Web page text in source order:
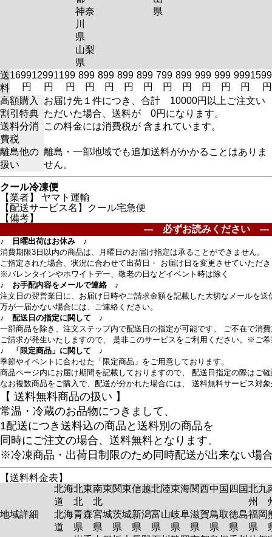
神奈
川
県
山梨
県
県
送
料
1699
円
1299
円
1199
円
899
円
899
円
899
円
899
円
799
円
899
円
999
円
999
円
999
円
1599
円
高額購入
割引特典
お届け先１件につき、合計 10000円以上ご注文い
ただいた場合、送料が 0円になります。
送料分消
費税
この料金には消費税が 含まれています。
離島他の
扱い
離島・一部地域でも追加送料がかかることはありま
せん。
クール冷凍便
【業者】 ヤマト運輸
【配送サービス名】クール宅急便
【備考】
--- 必ずお読みください ---
♪ 日曜出荷はお休み ♪
消費期限3日以内の商品は、月曜日のお届け指定は承ることができません。
ご指定された場合、状況に合わせて出荷日・ お届け日を変更させていただ
※バレンタインやホワイトデー、敬老の日などイベント時は除く
♪ お手配内容をメールで連絡 ♪
注文日の翌営業日に、お届け日時やご請求金額を記載した大切なメールを送
万が一届かない場合には、ご連絡ください。
♪ 配送日の指定に関して ♪
一部商品を除き、注文ステップ内で配送日の指定が可能です。 ご不在で消
ご請求が発生いたしますので、 是非このサービスをご利用ください。※ご
♪ 「限定商品」に関して ♪
季節やイベントに合わせた「限定商品」をご用意しております。
商品ページ内にお届け期間を記載しておりますので、 配送日指定の際はご
なお複数商品をご購入で、配送が分かれた場合には、 送料無料サービス対
【 送料無料商品の扱い 】
常温・冷蔵のお品物につきまして、
1配送につき送料込の商品と送料別の商品を
同時にご注文の場合、送料無料となります。
※冷凍商品・出荷日制限のため同時配送が出来ない場
【送料料金表】
北海
道
北東
北
南東
北
関東信越北陸東海関西中国 四国北九
州
地域詳細
北海
道
青森
県
宮城
県
茨城
県
新潟
県
富山
県
岐阜
県
滋賀
県
鳥取
県
徳島
県
福岡
県